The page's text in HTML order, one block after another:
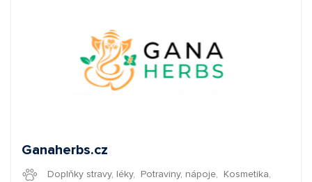
Ganaherbs.cz
Doplňky stravy, léky, Potraviny, nápoje, Kosmetika,